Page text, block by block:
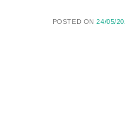
POSTED ON24/05/